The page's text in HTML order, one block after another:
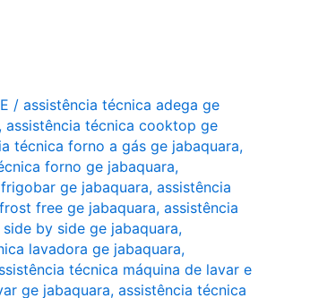
/ assistência técnica adega ge
, assistência técnica cooktop ge
técnica forno a gás ge jabaquara,
forno ge jabaquara,
ge jabaquara, assistência
free ge jabaquara, assistência
by side ge jabaquara,
lavadora ge jabaquara,
técnica máquina de lavar e
ge jabaquara, assistência técnica